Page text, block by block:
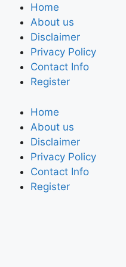
Home
About us
Disclaimer
Privacy Policy
Contact Info
Register
Home
About us
Disclaimer
Privacy Policy
Contact Info
Register